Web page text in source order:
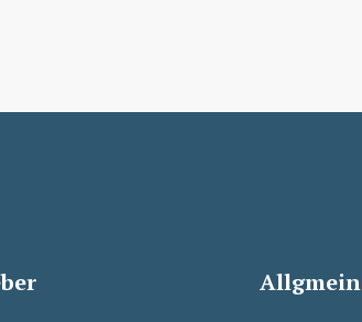
Allgmein